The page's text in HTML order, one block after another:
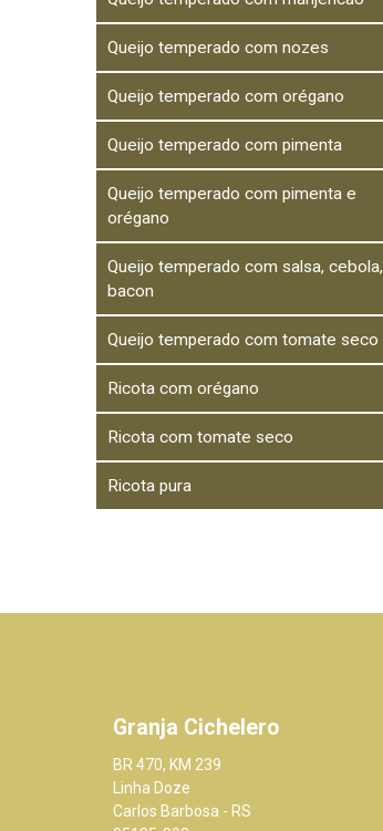
Queijo temperado com nozes
Queijo temperado com orégano
Queijo temperado com pimenta
Queijo temperado com pimenta e
orégano
Queijo temperado com salsa, cebola,
bacon
Queijo temperado com tomate seco
Ricota com orégano
Ricota com tomate seco
Ricota pura
Granja Cichelero
BR 470, KM 239
Linha Doze
Carlos Barbosa - RS